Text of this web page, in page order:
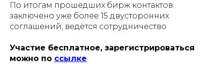
По итогам прошедших бирж контактов
заключено уже более 15 двусторонних
соглашений, ведётся сотрудничество
Участие бесплатное, зарегистрироваться
можно по ссылке